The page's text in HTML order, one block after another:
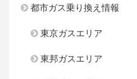
都市ガス乗り換え情報
東京ガスエリア
東邦ガスエリア